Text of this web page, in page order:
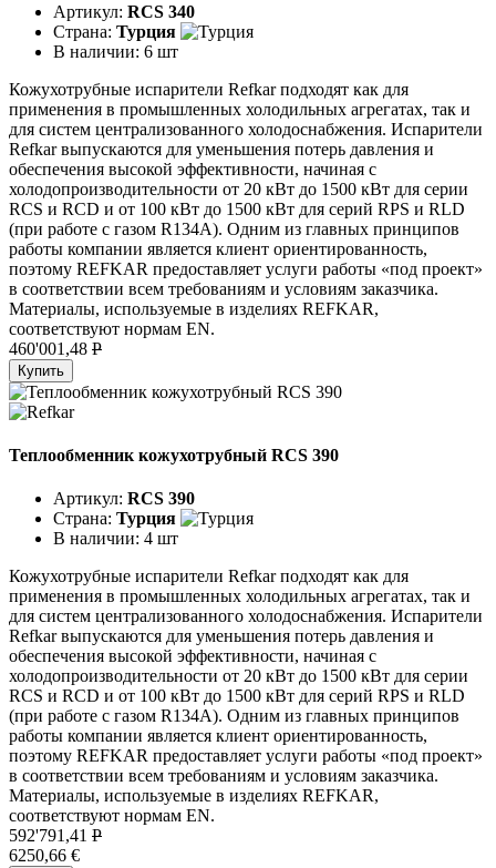
Артикул: RCS 340
Страна: Турция
В наличии: 6 шт
Кожухотрубные испарители Refkar подходят как для
применения в промышленных холодильных агрегатах, так и
для систем централизованного холодоснабжения. Испарители
Refkar выпускаются для уменьшения потерь давления и
обеспечения высокой эффективности, начиная с
холодопроизводительности от 20 кВт до 1500 кВт для серии
RCS и RCD и от 100 кВт до 1500 кВт для серий RPS и RLD
(при работе с газом R134A). Одним из главных принципов
работы компании является клиент ориентированность,
поэтому REFKAR предоставляет услуги работы «под проект»
в соответствии всем требованиям и условиям заказчика.
Материалы, используемые в изделиях REFKAR,
соответствуют нормам EN.
460'001,48 P
Купить
Теплообменник кожухотрубный RCS 390
Артикул: RCS 390
Страна: Турция
В наличии: 4 шт
Кожухотрубные испарители Refkar подходят как для
применения в промышленных холодильных агрегатах, так и
для систем централизованного холодоснабжения. Испарители
Refkar выпускаются для уменьшения потерь давления и
обеспечения высокой эффективности, начиная с
холодопроизводительности от 20 кВт до 1500 кВт для серии
RCS и RCD и от 100 кВт до 1500 кВт для серий RPS и RLD
(при работе с газом R134A). Одним из главных принципов
работы компании является клиент ориентированность,
поэтому REFKAR предоставляет услуги работы «под проект»
в соответствии всем требованиям и условиям заказчика.
Материалы, используемые в изделиях REFKAR,
соответствуют нормам EN.
592'791,41 P
6250,66 €